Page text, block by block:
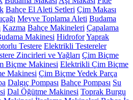
Bahçe El Aleti Setleri Çim Makası
Meyve Toplama Aleti Budama
Kazma Bahçe Makineleri Çapalama
Makinesi HidroforYaprak
Testere Elektrikli Testereler
Zincirleri ve Yağları Çim Biçme
Biçme Makinesi Elektrikli Çim Biçme
Makinesi Çim Biçme Yedek Parça
Dalgıç Pompası Bahçe Pompası Su
Dal Öğütme Makinesi Toprak Burgu